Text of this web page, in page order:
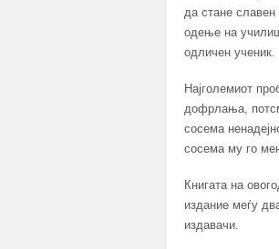
да стане славен
одење на
одличен ученик.
Најголемиот
дофрлања,
сосема
сосема му го
Книгата на
издание меѓу
издавачи.